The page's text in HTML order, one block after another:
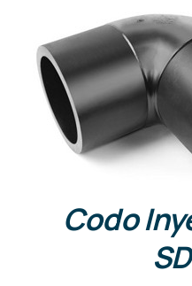
Codo